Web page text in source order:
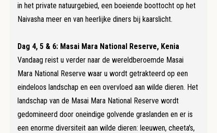
in het private natuurgebied, een boeiende boottocht op het
Naivasha meer en van heerlijke diners bij kaarslicht.
Dag 4, 5 & 6: Masai Mara National Reserve, Kenia
Vandaag reist u verder naar de wereldberoemde Masai
Mara National Reserve waar u wordt getrakteerd op een
eindeloos landschap en een overvloed aan wilde dieren. Het
landschap van de Masai Mara National Reserve wordt
gedomineerd door oneindige golvende graslanden en er is
een enorme diversiteit aan wilde dieren: leeuwen, cheeta's,